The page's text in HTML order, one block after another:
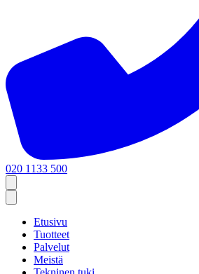
020 1133 500
Etusivu
Tuotteet
Palvelut
Meistä